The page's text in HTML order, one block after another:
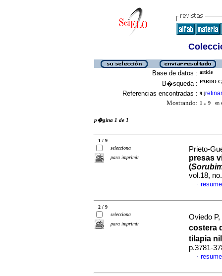
Base de datos : article
B�squeda : PARDO
Referencias encontradas : 9 [refinar
Mostrando: 1 .. 9 en
p�gina 1 de 1
1 / 9
selecciona
para imprimir
Prieto-
presas
(
vol.18,
·
2 / 9
selecciona
para imprimir
Oviedo
costera
tilapia
p.3781-
·